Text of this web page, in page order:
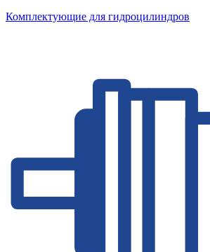
Комплектующие для гидроцилиндров